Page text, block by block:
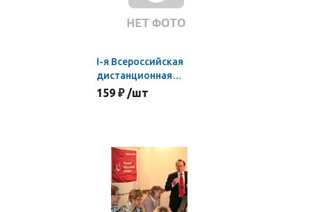
I-я Всероссийская
дистанционная
ученическая
159 ₽ /шт